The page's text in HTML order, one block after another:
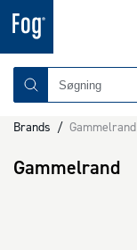
Brands / Gammelrand
Gammelrand